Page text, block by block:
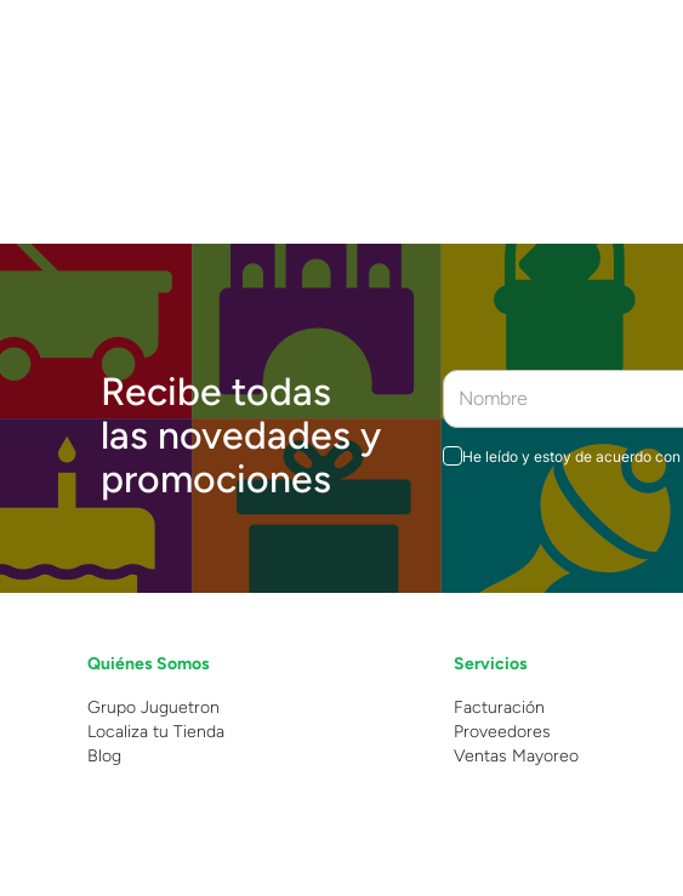
Recibe todas
las novedades y
promociones
He leído y estoy de acuerdo con
Quiénes Somos
Grupo Juguetron
Localiza tu Tienda
Blog
Servicios
Facturación
Proveedores
Ventas Mayoreo